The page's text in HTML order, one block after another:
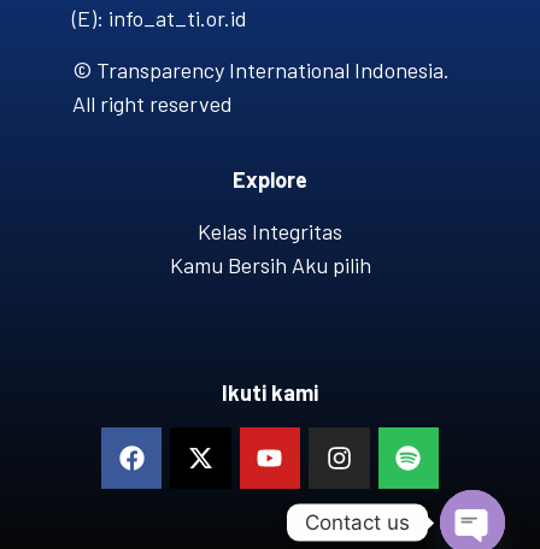
(E): info_at_ti.or.id
© Transparency International Indonesia.
All right reserved
Explore
Kelas Integritas
Kamu Bersih Aku pilih
Ikuti kami
Contact us